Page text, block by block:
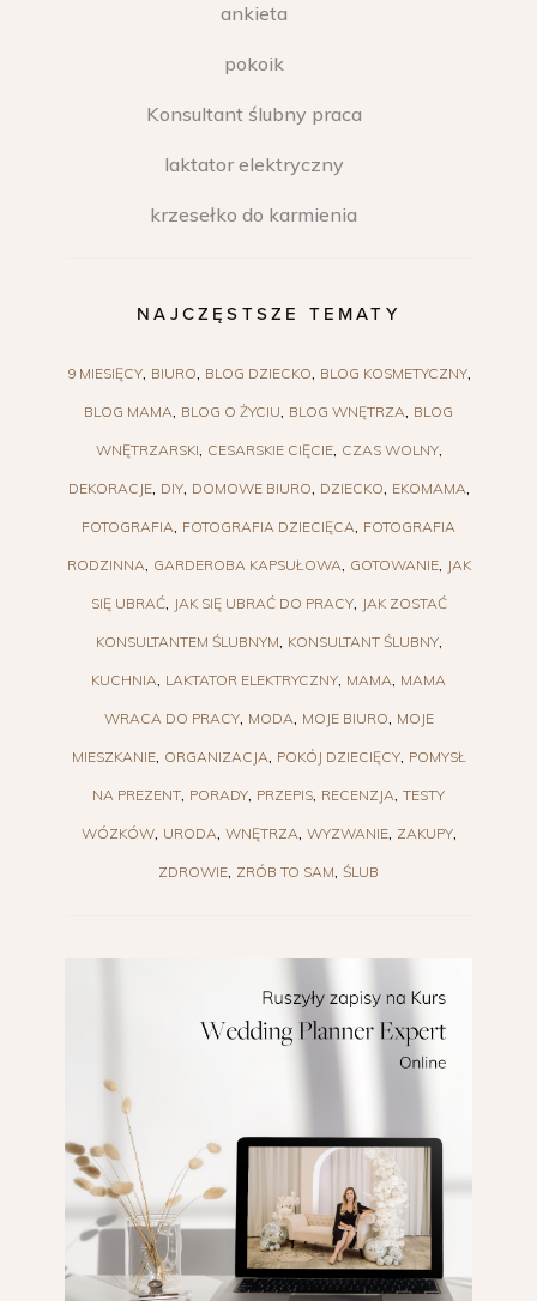
ankieta
pokoik
Konsultant ślubny praca
laktator elektryczny
krzesełko do karmienia
NAJCZĘSTSZE TEMATY
9 MIESIĘCY BIURO BLOG DZIECKO BLOG KOSMETYCZNY
BLOG MAMA BLOG O ŻYCIU BLOG WNĘTRZA BLOG
WNĘTRZARSKI CESARSKIE CIĘCIE CZAS WOLNY
DEKORACJE DIY DOMOWE BIURO DZIECKO EKOMAMA
FOTOGRAFIA FOTOGRAFIA DZIECIĘCA FOTOGRAFIA
RODZINNA GARDEROBA KAPSUŁOWA GOTOWANIE JAK
SIĘ UBRAĆ JAK SIĘ UBRAĆ DO PRACY JAK ZOSTAĆ
KONSULTANTEM ŚLUBNYM KONSULTANT ŚLUBNY
KUCHNIA LAKTATOR ELEKTRYCZNY MAMA MAMA
WRACA DO PRACY MODA MOJE BIURO MOJE
MIESZKANIE ORGANIZACJA POKÓJ DZIECIĘCY POMYSŁ
NA PREZENT PORADY PRZEPIS RECENZJA TESTY
WÓZKÓW URODA WNĘTRZA WYZWANIE ZAKUPY
ZDROWIE ZRÓB TO SAM ŚLUB